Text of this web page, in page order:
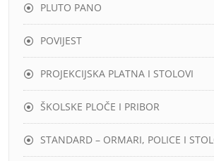
PLUTO PANO
POVIJEST
PROJEKCIJSKA PLATNA I STOLOVI
ŠKOLSKE PLOČE I PRIBOR
STANDARD – ORMARI, POLICE I